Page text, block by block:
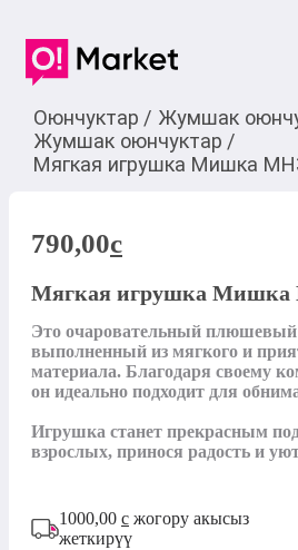
Оюнчуктар / Жумшак
Жумшак оюнчуктар /
Мягкая игрушка Мишка
790,00c
Мягкая игрушка Мишка
Это очаровательный
выполненный из мягкого и
материала. Благодаря своему
он идеально подходит для
Игрушка станет прекрасным
взрослых, принося радость и
1000,00 с жогору акысыз
жеткирүү